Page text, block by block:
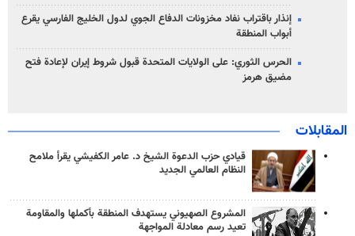
إنذار باقتراب نفاد مخزونات الدفاع الجوي لدول الخليج الفارسي يقرع
أبواب المنطقة
الحرس الثوري: على الولايات المتحدة قبول شروط إيران لإعادة فتح
مضيق هرمز
المقابلات
قيادي حزب الدعوة الشيخ د. عامر الكفيشي يقرأ ملامح
النظام العالمي الجديد
المشروع الصهيوني يستهدف المنطقة بأكملها والمقاومة
تعيد رسم معادلة المواجهة